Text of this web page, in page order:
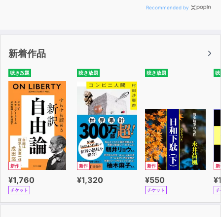
いかに人生の無限が素晴らしいかを感じ、
これまでの人生と、これからの生き方に思いをはせなが
ら、じっくりとお楽しみください。
Recommended by
新着作品
聴き放題
新作
¥1,760
チケット
聴き放題
新作
¥1,320
聴き放題
新作
¥550
チケット
聴
新
チ